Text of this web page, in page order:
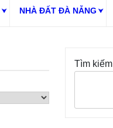
NHÀ ĐẤT ĐÀ NẴNG
Tìm kiếm